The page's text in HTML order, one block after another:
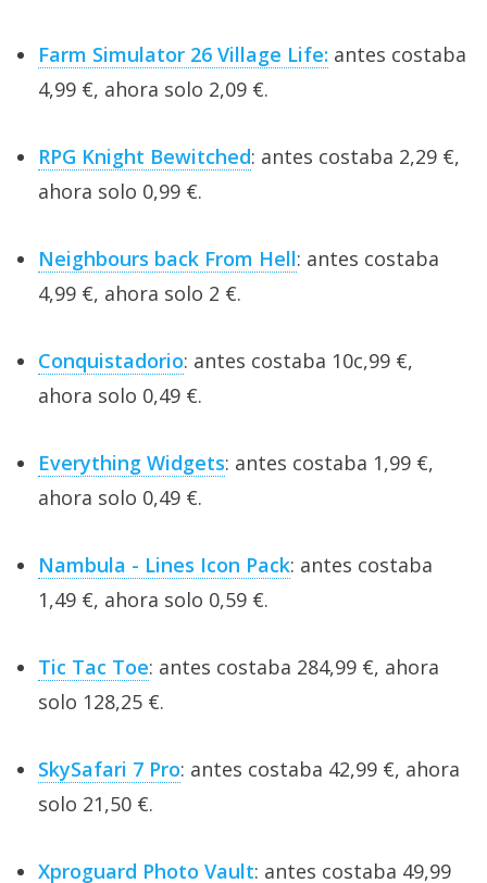
Farm Simulator 26 Village Life: antes costaba
4,99 €, ahora solo 2,09 €.
RPG Knight Bewitched: antes costaba 2,29 €,
ahora solo 0,99 €.
Neighbours back From Hell: antes costaba
4,99 €, ahora solo 2 €.
Conquistadorio: antes costaba 10c,99 €,
ahora solo 0,49 €.
Everything Widgets: antes costaba 1,99 €,
ahora solo 0,49 €.
Nambula - Lines Icon Pack: antes costaba
1,49 €, ahora solo 0,59 €.
Tic Tac Toe: antes costaba 284,99 €, ahora
solo 128,25 €.
SkySafari 7 Pro: antes costaba 42,99 €, ahora
solo 21,50 €.
Xproguard Photo Vault: antes costaba 49,99